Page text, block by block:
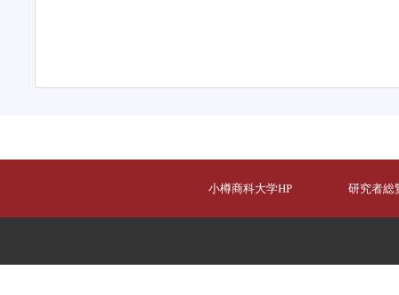
小樽商科大学HP 研究者総